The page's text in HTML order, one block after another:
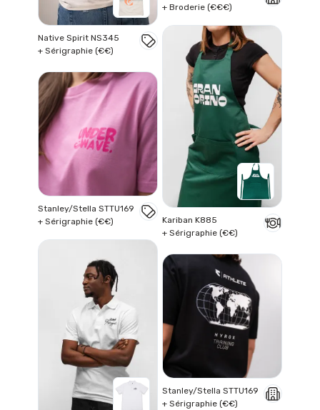
Native Spirit NS345
+ Sérigraphie (€€)
+ Broderie (€€€)
Kariban K885
+ Sérigraphie (€€)
Stanley/Stella STTU169
+ Sérigraphie (€€)
Stanley/Stella STTU169
+ Sérigraphie (€€)